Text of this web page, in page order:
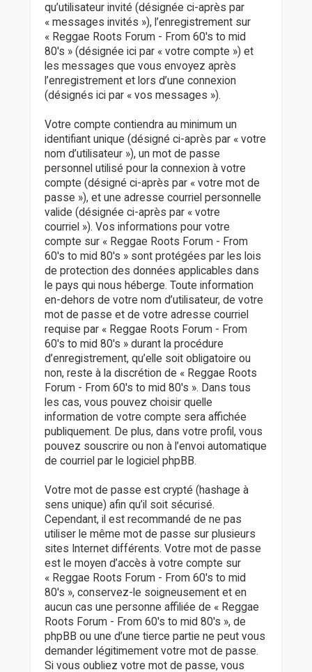
qu’utilisateur invité (désignée ci-après par
« messages invités »), l’enregistrement sur
« Reggae Roots Forum - From 60's to mid
80's » (désignée ici par « votre compte ») et
les messages que vous envoyez après
l’enregistrement et lors d’une connexion
(désignés ici par « vos messages »).
Votre compte contiendra au minimum un
identifiant unique (désigné ci-après par « votre
nom d’utilisateur »), un mot de passe
personnel utilisé pour la connexion à votre
compte (désigné ci-après par « votre mot de
passe »), et une adresse courriel personnelle
valide (désignée ci-après par « votre
courriel »). Vos informations pour votre
compte sur « Reggae Roots Forum - From
60's to mid 80's » sont protégées par les lois
de protection des données applicables dans
le pays qui nous héberge. Toute information
en-dehors de votre nom d’utilisateur, de votre
mot de passe et de votre adresse courriel
requise par « Reggae Roots Forum - From
60's to mid 80's » durant la procédure
d’enregistrement, qu’elle soit obligatoire ou
non, reste à la discrétion de « Reggae Roots
Forum - From 60's to mid 80's ». Dans tous
les cas, vous pouvez choisir quelle
information de votre compte sera affichée
publiquement. De plus, dans votre profil, vous
pouvez souscrire ou non à l’envoi automatique
de courriel par le logiciel phpBB.
Votre mot de passe est crypté (hashage à
sens unique) afin qu’il soit sécurisé.
Cependant, il est recommandé de ne pas
utiliser le même mot de passe sur plusieurs
sites Internet différents. Votre mot de passe
est le moyen d’accès à votre compte sur
« Reggae Roots Forum - From 60's to mid
80's », conservez-le soigneusement et en
aucun cas une personne affiliée de « Reggae
Roots Forum - From 60's to mid 80's », de
phpBB ou une d’une tierce partie ne peut vous
demander légitimement votre mot de passe.
Si vous oubliez votre mot de passe, vous